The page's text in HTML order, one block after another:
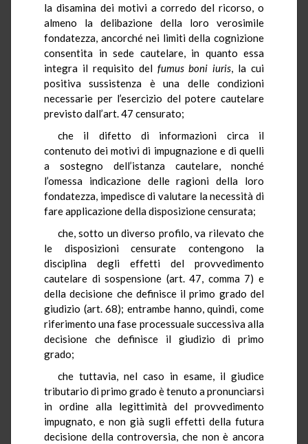
la disamina dei motivi a corredo del ricorso, o
almeno la delibazione della loro verosimile
fondatezza, ancorché nei limiti della cognizione
consentita in sede cautelare, in quanto essa
integra il requisito del fumusboni iuris, la cui
positiva sussistenza è una delle condizioni
necessarie per l’esercizio del potere cautelare
previsto dall’art. 47 censurato;
che il difetto di informazioni circa il
contenuto dei motivi di impugnazione e di quelli
a sostegno dell’istanza cautelare, nonché
l’omessa indicazione delle ragioni della loro
fondatezza, impedisce di valutare la necessità di
fare applicazione della disposizione censurata;
che, sotto un diverso profilo, va rilevato che
le disposizioni censurate contengono la
disciplina degli effetti del provvedimento
cautelare di sospensione (art. 47, comma 7) e
della decisione che definisce il primo grado del
giudizio (art. 68); entrambe hanno, quindi, come
riferimento una fase processuale successiva alla
decisione che definisce il giudizio di primo
grado;
che tuttavia, nel caso in esame, il giudice
tributario di primo grado è tenuto a pronunciarsi
in ordine alla legittimità del provvedimento
impugnato, e non già sugli effetti della futura
decisione della controversia, che non è ancora